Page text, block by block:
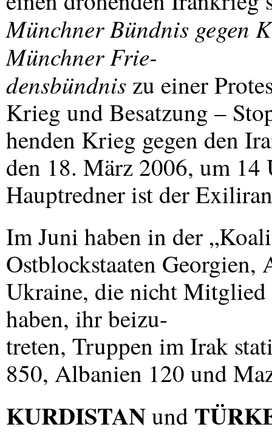
Münchner Bündnis gegen
Münchner Frie-
densbündnis zu einer
Krieg und Besatzung –
henden Krieg gegen den
den 18. März 2006, um
Hauptredner ist der
Im Juni haben in der
Ostblockstaaten
Ukraine, die nicht
haben, ihr beizu-
treten, Truppen im Irak
850, Albanien 120 und
KURDISTANund